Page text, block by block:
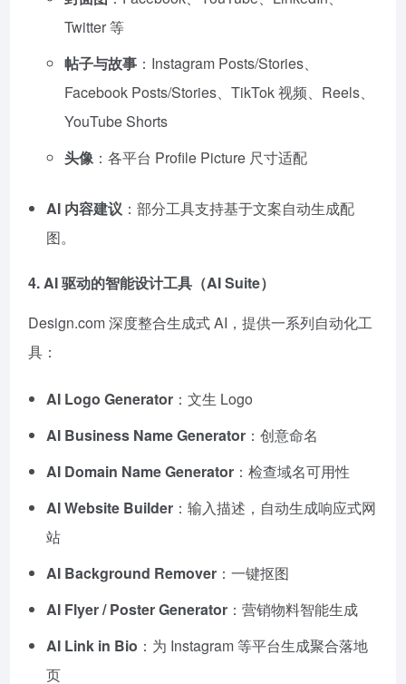
Twitter 等
帖子与故事 ：Instagram Posts/Stories、
Facebook Posts/Stories、TikTok 视频、Reels、
YouTube Shorts
头像 ：各平台 Profile Picture 尺寸适配
AI 内容建议 ：部分工具支持基于文案自动生成配
图。
4. AI 驱动的智能设计工具 （AI Suite）
Design.com 深度整合生成式 AI，提供一系列自动化工
具：
AI Logo Generator ：文生 Logo
AI Business Name Generator ：创意命名
AI Domain Name Generator ：检查域名可用性
AI Website Builder ：输入描述，自动生成响应式网
站
AI Background Remover ：一键抠图
AI Flyer / Poster Generator ：营销物料智能生成
AI Link in Bio ：为 Instagram 等平台生成聚合落地
页